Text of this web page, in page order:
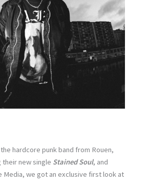
hardcore punk band from Rouen,
their new single Stained Soul, and
Media, we got an exclusive first look at